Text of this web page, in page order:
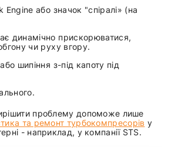
Engine або значок "спіралі» (на
динамічно прискорюватися,
чи руху вгору.
шипіння з-під капоту під
проблему допоможе лише
та ремонт турбокомпресорів у
- наприклад, у компанії STS.